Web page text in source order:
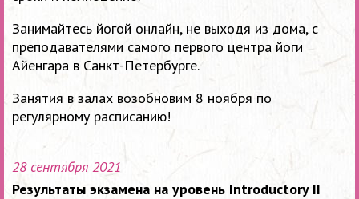
Занимайтесь йогой онлайн, не выходя из дома, с
преподавателями самого первого центра йоги
Айенгара в Санкт-Петербурге.
Занятия в залах возобновим 8 ноября по
регулярному расписанию!
28 сентября 2021
Результаты экзамена на уровень Introductory II